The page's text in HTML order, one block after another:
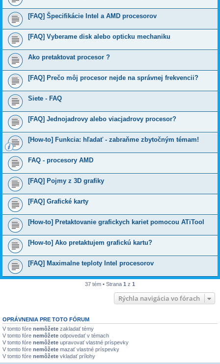
[FAQ] Špecifikácie Intel a AMD procesorov
[FAQ] Vyberame disk alebo opticku mechaniku
Ako pretaktovat procesor ?
[FAQ] Prečo môj procesor nejde na správnej frekvencii?
Siete - FAQ
[FAQ] Jednojadrovy alebo viacjadrovy procesor?
[How-to] Funkcia: hľadať - zabraňme zbytočným témam!
FAQ - procesory AMD
[FAQ] Pojmy z 3D grafiky
[FAQ] Grafické karty
[How-to] Pretaktovanie grafickych kariet pomocou ATiTool
[How-to] Ako pretaktujem grafickú kartu?
[FAQ] Maximalne teploty Intel procesorov
37 tém • Strana 1 z 1
Rýchla navigácia vo fórach
OPRÁVNENIA PRE TOTO FÓRUM
V tomto fóre nemôžete zakladať témy
V tomto fóre nemôžete odpovedať v témach
V tomto fóre nemôžete upravovať vlastné príspevky
V tomto fóre nemôžete mazať vlastné príspevky
V tomto fóre nemôžete vkladať prílohy